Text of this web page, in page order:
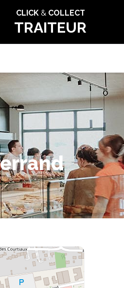
CLICK &COLLECT
TRAITEUR